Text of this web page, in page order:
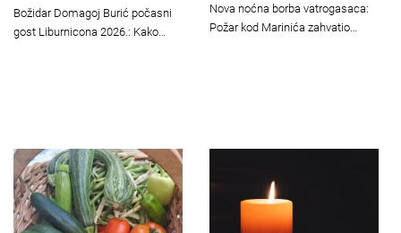
Božidar Domagoj Burić počasni
gost Liburnicona 2026.: Kako…
Nova noćna borba vatrogasaca:
Požar kod Marinića zahvatio…